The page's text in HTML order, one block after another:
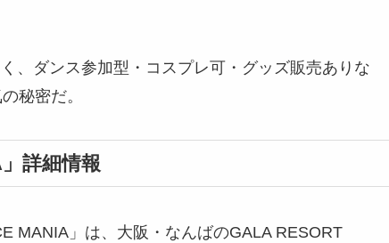
、ダンス参加型・コスプレ可・グッズ販売ありな
秘密だ。
詳細情報
MANIA」は、大阪・なんばのGALA RESORT